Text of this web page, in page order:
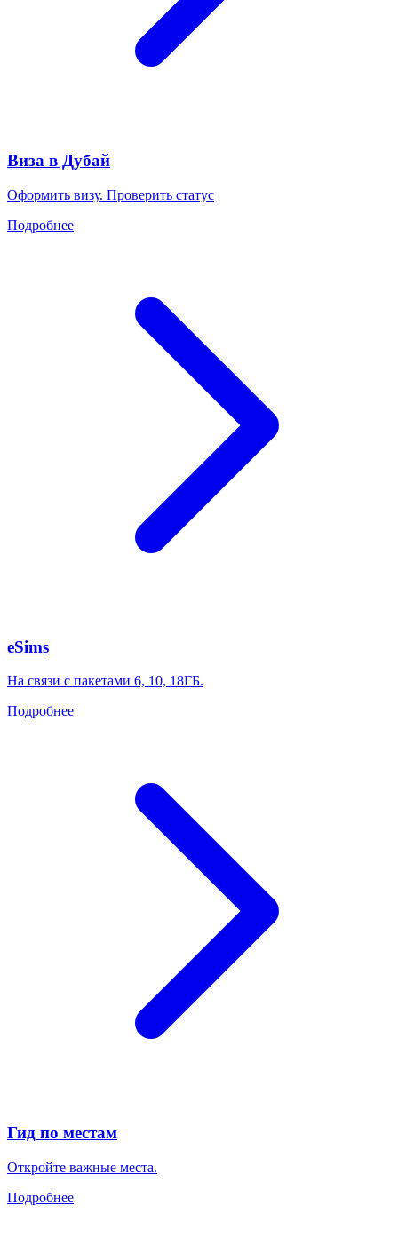
Виза в Дубай
Оформить визу. Проверить статус
Подробнее
eSims
На связи с пакетами 6, 10, 18ГБ.
Подробнее
Гид по местам
Откройте важные места.
Подробнее